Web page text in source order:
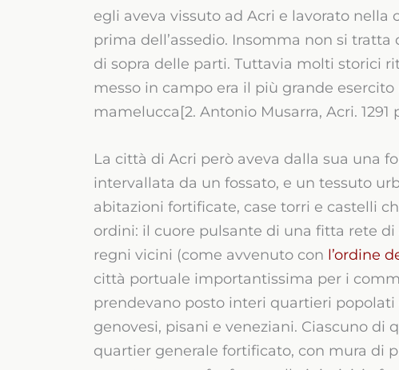
egli aveva vissuto ad Acri e lavorato
prima dell’assedio. Insomma non si
di sopra delle parti. Tuttavia molti storici
messo in campo era il più grande
mamelucca[2. Antonio Musarra, Acri. 1291
La città di Acri però aveva dalla sua una
intervallata da un fossato, e un tessuto
abitazioni fortificate, case torri e castelli
ordini: il cuore pulsante di una fitta rete
regni vicini (come avvenuto con l’ordine
città portuale importantissima per i
prendevano posto interi quartieri
genovesi, pisani e veneziani. Ciascuno di
quartier generale fortificato, con mura di